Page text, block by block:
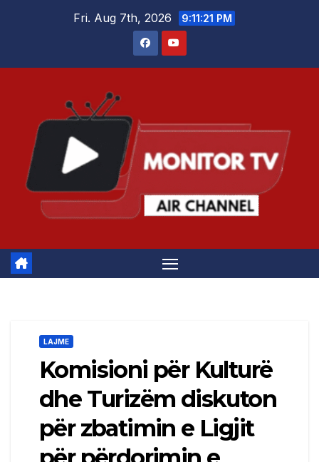
Fri. Aug 7th, 2026 9:11:21 PM
LAJME
Komisioni për Kulturë
dhe Turizëm diskuton
për zbatimin e Ligjit